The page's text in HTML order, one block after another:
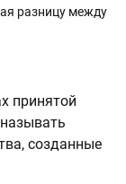
разницу между
принятой
созданные